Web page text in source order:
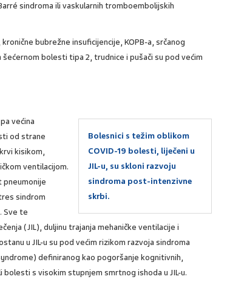
sindroma ili vaskularnih tromboembolijskih
bubrežne insuficijencije, KOPB-a, srčanog
bolesti tipa 2, trudnice i pušači su pod većim
Bolesnici s težim oblikom
COVID-19 bolesti, liječeni u
JIL-u, su skloni razvoju
sindroma post-intenzivne
skrbi.
većina
od strane
kisikom,
ventilacijom.
pneumonije
sindrom
Sve te
(JIL), duljinu trajanja mehaničke ventilacije i
u JIL-u su pod većim rizikom razvoja sindroma
definiranog kao pogoršanje kognitivnih,
s visokim stupnjem smrtnog ishoda u JIL-u.